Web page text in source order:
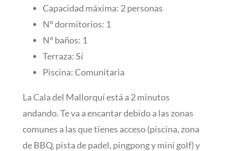
Capacidad máxima: 2 personas
Nº dormitorios: 1
Nº baños: 1
Terraza: Sí
Piscina: Comunitaria
La Cala del Mallorquí está a 2 minutos
andando. Te va a encantar debido a las zonas
comunes a las que tienes acceso (piscina, zona
de BBQ, pista de padel, pingpong y mini golf) y